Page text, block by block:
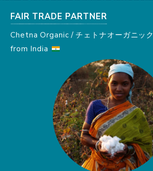
FAIR TRADE PARTNER
Chetna Organic / チェトナオーガニック
from India